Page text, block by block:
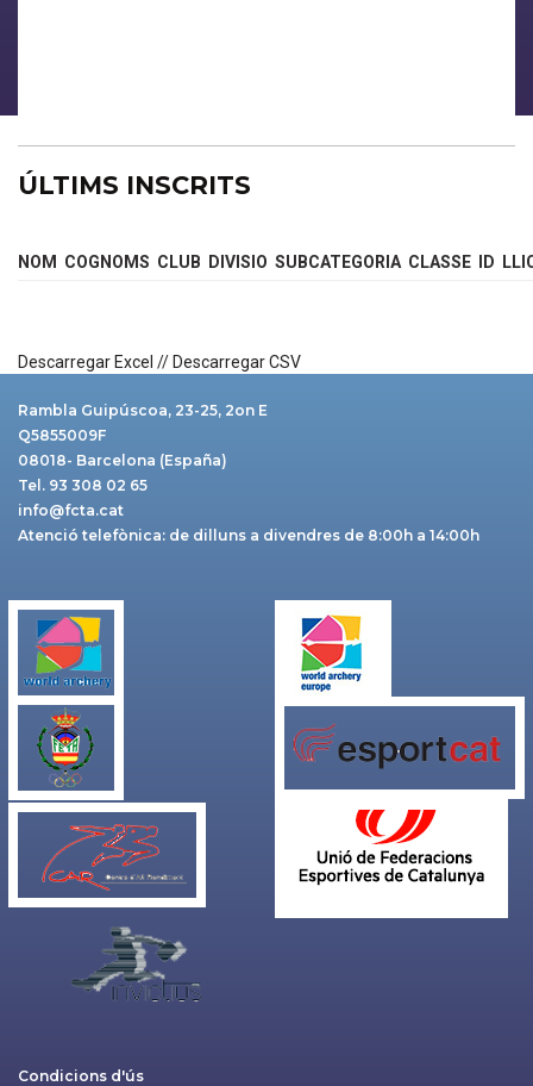
ÚLTIMS INSCRITS
NOM COGNOMS CLUB DIVISIO SUBCATEGORIA CLASSE ID
Descarregar Excel // Descarregar CSV
Rambla Guipúscoa, 23-25, 2on E
Q5855009F
08018- Barcelona (España)
Tel. 93 308 02 65
info@fcta.cat
Atenció telefònica: de dilluns a divendres de 8:00h a 14:00h
Condicions d'ús